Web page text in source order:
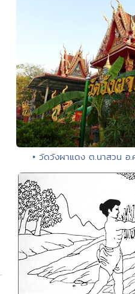
• วัดวังผาแดง ต.นาสวน